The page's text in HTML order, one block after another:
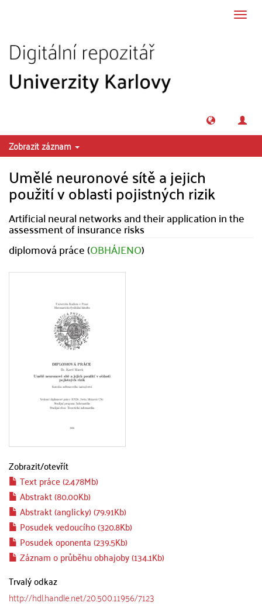
Zobrazit záznam
Umělé neuronové sítě a jejich
použití v oblasti pojistných rizik
Artificial neural networks and their application in the
assessment of insurance risks
diplomová práce (OBHÁJENO)
Zobrazit/otevřít
Text práce (2.478Mb)
Abstrakt (80.00Kb)
Abstrakt (anglicky) (79.91Kb)
Posudek vedoucího (320.8Kb)
Posudek oponenta (239.5Kb)
Záznam o průběhu obhajoby (134.1Kb)
Trvalý odkaz
http://hdl.handle.net/20.500.11956/7123